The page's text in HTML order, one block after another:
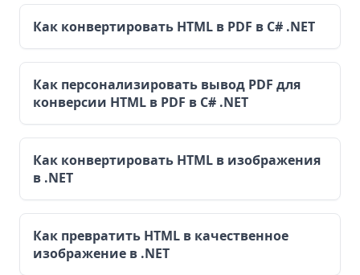
Как конвертировать HTML в PDF в C# .NET
Как персонализировать вывод PDF для
конверсии HTML в PDF в C# .NET
Как конвертировать HTML в изображения
в .NET
Как превратить HTML в качественное
изображение в .NET